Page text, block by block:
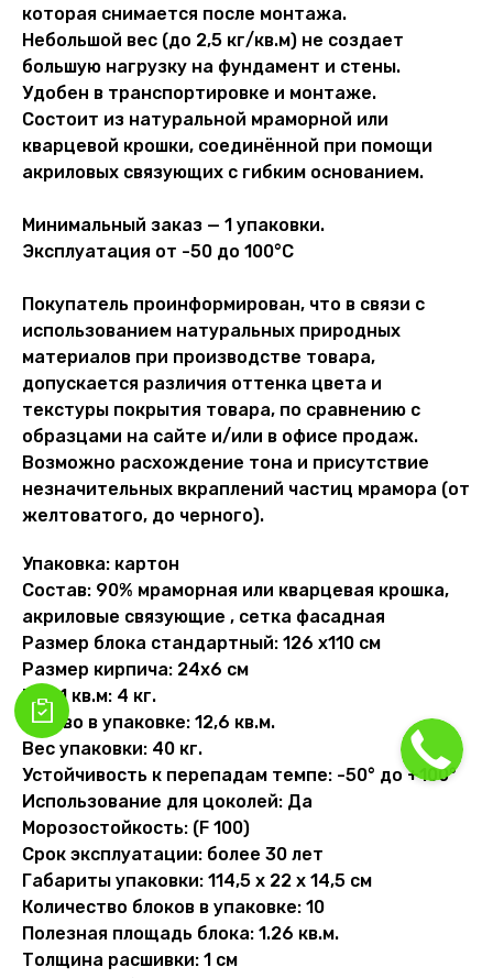
которая снимается после монтажа.
Небольшой вес (до 2,5 кг/кв.м) не создает
большую нагрузку на фундамент и стены.
Удобен в транспортировке и монтаже.
Состоит из натуральной мраморной или
кварцевой крошки, соединённой при помощи
акриловых связующих с гибким основанием.
Минимальный заказ — 1 упаковки.
Эксплуатация от -50 до 100°С
Покупатель проинформирован, что в связи с
использованием натуральных природных
материалов при производстве товара,
допускается различия оттенка цвета и
текстуры покрытия товара, по сравнению с
образцами на сайте и/или в офисе продаж.
Возможно расхождение тона и присутствие
незначительных вкраплений частиц мрамора (от
желтоватого, до черного).
Упаковка: картон
Состав: 90% мраморная или кварцевая крошка,
акриловые связующие , сетка фасадная
Размер блока стандартный: 126 х110 см
Размер кирпича: 24х6 см
Вес 1 кв.м: 4 кг.
Кол-во в упаковке: 12,6 кв.м.
Вес упаковки: 40 кг.
Устойчивость к перепадам темпе: -50° до +100°
Использование для цоколей: Да
Морозостойкость: (F 100)
Срок эксплуатации: более 30 лет
Габариты упаковки: 114,5 х 22 х 14,5 см
Количество блоков в упаковке: 10
Полезная площадь блока: 1.26 кв.м.
Толщина расшивки: 1 см